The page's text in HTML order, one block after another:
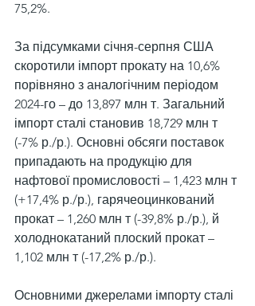
75,2%.
За підсумками січня-серпня США
скоротили імпорт прокату на 10,6%
порівняно з аналогічним періодом
2024-го – до 13,897 млн т. Загальний
імпорт сталі становив 18,729 млн т
(-7% р./р.). Основні обсяги поставок
припадають на продукцію для
нафтової промисловості – 1,423 млн т
(+17,4% р./р.), гарячеоцинкований
прокат – 1,260 млн т (-39,8% р./р.), й
холоднокатаний плоский прокат –
1,102 млн т (-17,2% р./р.).
Основними джерелами імпорту сталі